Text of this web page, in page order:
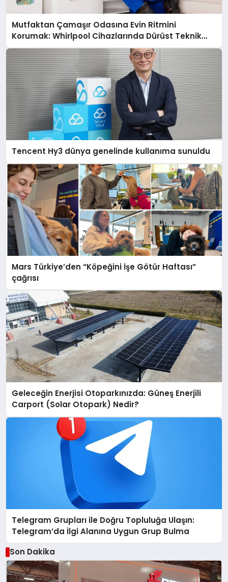
Mutfaktan Çamaşır Odasına Evin Ritmini
Korumak: Whirlpool Cihazlarında Dürüst Teknik
Destek Deneyimi
Tencent Hy3 dünya genelinde kullanıma sunuldu
Mars Türkiye’den “Köpeğini İşe Götür Haftası”
çağrısı
Geleceğin Enerjisi Otoparkınızda: Güneş Enerjili
Carport (Solar Otopark) Nedir?
Telegram Grupları ile Doğru Topluluğa Ulaşın:
Telegram’da İlgi Alanına Uygun Grup Bulma
Son Dakika